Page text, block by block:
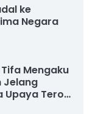
ke
Negara
Mengaku
Jelang
Upaya Teror